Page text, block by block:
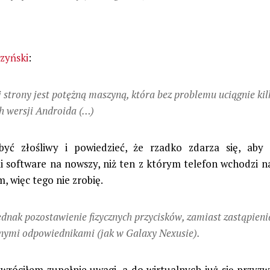
:
strony jest potężną maszyną, która bez problemu uciągnie
wersji Androida (…)
złośliwy i powiedzieć, że rzadko zdarza się, aby
software na nowszy, niż ten z którym telefon wchodzi
więc tego nie zrobię.
po­zo­sta­wie­nie fi­zycz­nych przy­ci­sków, zamiast
od­po­wied­ni­kami (jak w Galaxy Nexusie).